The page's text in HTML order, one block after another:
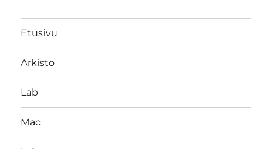
Etusivu
Arkisto
Lab
Mac